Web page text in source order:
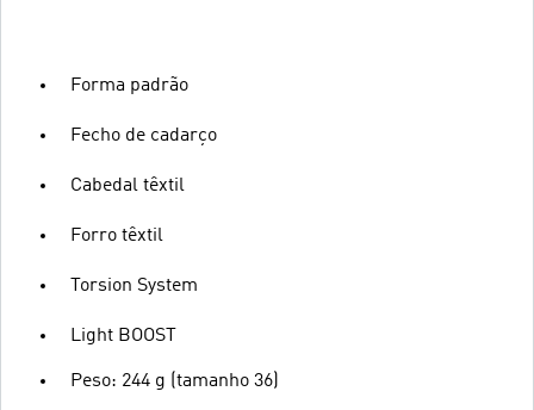
Forma padrão
Fecho de cadarço
Cabedal têxtil
Forro têxtil
Torsion System
Light BOOST
Peso: 244 g (tamanho 36)